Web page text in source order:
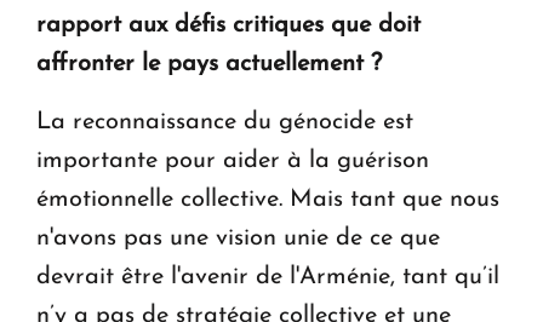
rapport aux défis critiques que doit
affronter le pays actuellement ?
La reconnaissance du génocide est
importante pour aider à la guérison
émotionnelle collective. Mais tant que nous
n'avons pas une vision unie de ce que
devrait être l'avenir de l'Arménie, tant qu’il
n’y a pas de stratégie collective et une